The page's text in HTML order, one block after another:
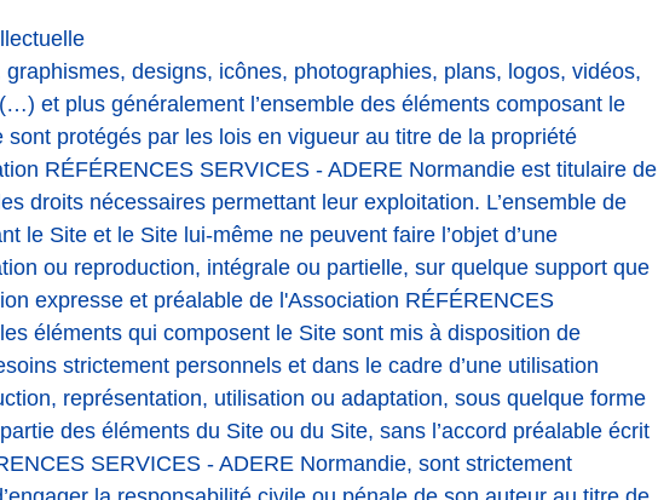
graphismes, designs, icônes, photographies, plans, logos, vidéos,
et plus généralement l’ensemble des éléments composant le
sont protégés par les lois en vigueur au titre de la propriété
RÉFÉRENCES SERVICES - ADERE Normandie est titulaire de
droits nécessaires permettant leur exploitation. L’ensemble de
le Site et le Site lui-même ne peuvent faire l’objet d’une
ou reproduction, intégrale ou partielle, sur quelque support que
expresse et préalable de l'Association RÉFÉRENCES
éléments qui composent le Site sont mis à disposition de
strictement personnels et dans le cadre d’une utilisation
représentation, utilisation ou adaptation, sous quelque forme
des éléments du Site ou du Site, sans l’accord préalable écrit
SERVICES - ADERE Normandie, sont strictement